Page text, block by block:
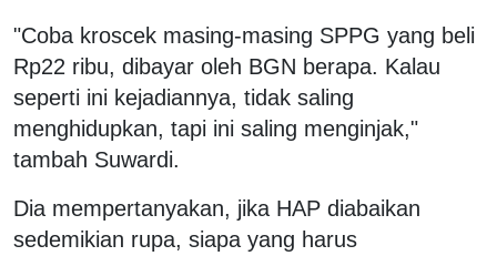
"Coba kroscek masing-masing SPPG yang beli
Rp22 ribu, dibayar oleh BGN berapa. Kalau
seperti ini kejadiannya, tidak saling
menghidupkan, tapi ini saling menginjak,"
tambah Suwardi.
Dia mempertanyakan, jika HAP diabaikan
sedemikian rupa, siapa yang harus